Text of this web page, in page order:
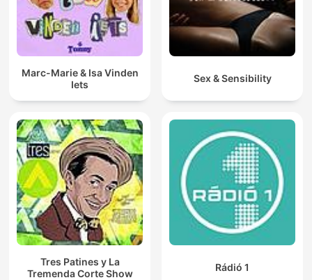
Marc-Marie & Isa Vinden
Iets
Sex & Sensibility
Tres Patines y La
Tremenda Corte Show
Rádió 1